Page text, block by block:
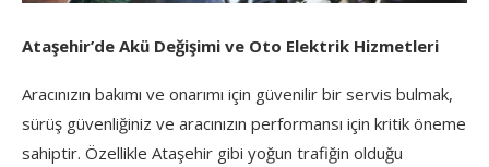
Ataşehir’de Akü Değişimi ve Oto Elektrik Hizmetleri
Aracınızın bakımı ve onarımı için güvenilir bir servis bulmak,
sürüş güvenliğiniz ve aracınızın performansı için kritik öneme
sahiptir. Özellikle Ataşehir gibi yoğun trafiğin olduğu